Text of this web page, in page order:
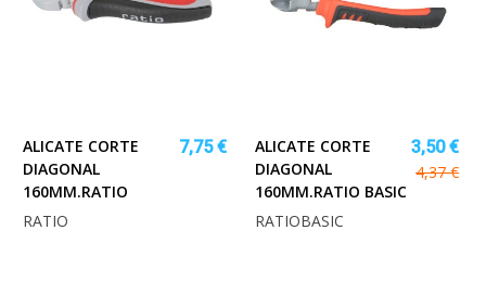
ALICATE CORTE
DIAGONAL
160MM.RATIO
7,75 €
RATIO
ALICATE CORTE
DIAGONAL
160MM.RATIO BASIC
3,50 €
4,37 €
RATIOBASIC